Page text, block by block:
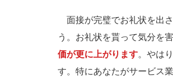
面接が完璧でお礼状を出
う。お礼状を貰って気分を
価が更に上がります。やは
す。特にあなたがサービス